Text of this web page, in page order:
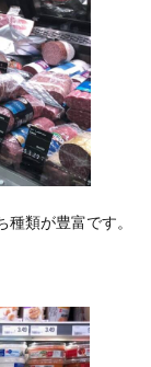
類が豊富です。